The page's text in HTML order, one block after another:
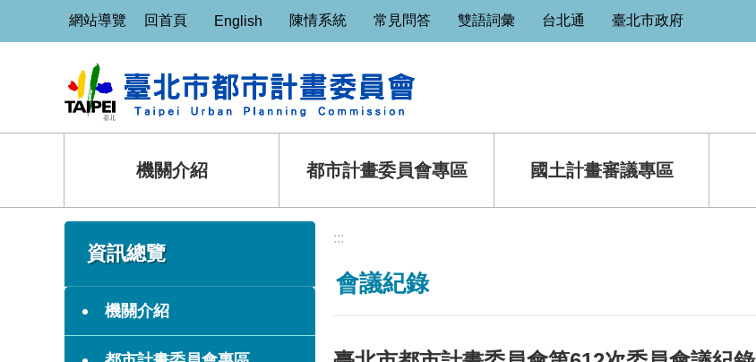
跳到主要內容區塊
:::網站導覽 回首頁 English 陳情系統 常見問答 雙語詞彙 台北通 臺北市政府
機關介紹 都市計畫委員會專區 國土計畫審議專區
:::
資訊總覽
機關介紹
:::
會議紀錄